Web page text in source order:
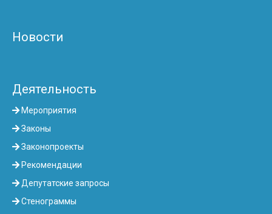
Новости
Деятельность
Мероприятия
Законы
Законопроекты
Рекомендации
Депутатские запросы
Стенограммы